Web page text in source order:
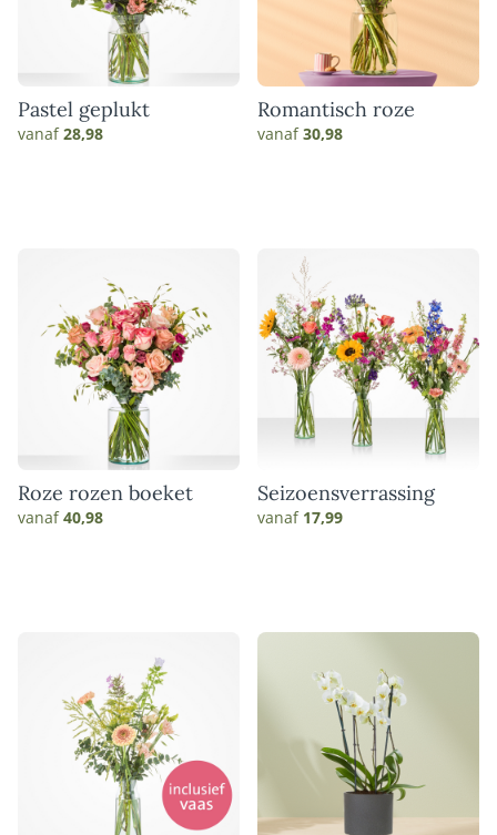
Pastel geplukt
vanaf28,98
Romantisch roze
vanaf30,98
Roze rozen boeket
vanaf40,98
Seizoensverrassing
vanaf 17,99